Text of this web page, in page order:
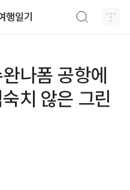
행일기
나폼 공항에
치 않은 그린